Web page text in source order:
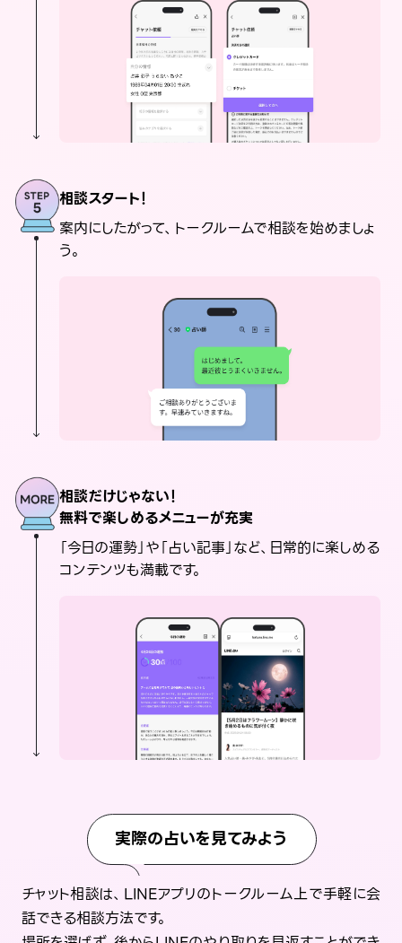
相談スタート！
案内にしたがって、トークルームで相談を始めましょ
う。
相談だけじゃない！
無料で楽しめるメニューが充実
「今日の運勢」や「占い記事」など、日常的に楽しめる
コンテンツも満載です。
実際の占いを見てみよう
チャット相談は、LINEアプリのトークルーム上で手軽に会
話できる相談方法です。